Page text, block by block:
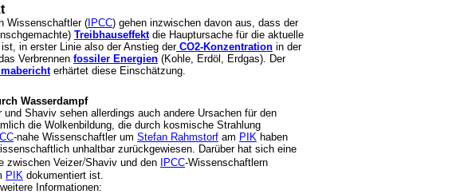
Wissenschaftler ( IPCC) gehen inzwischen davon aus, dass der
Treibhauseffektdie Hauptursache für die aktuelle
ist, in erster Linie also der Anstieg derCO2-Konzentration in der
Verbrennen fossiler Energien (Kohle, Erdöl, Erdgas). Der
erhärtet diese Einschätzung.
Wasserdampf
und Shaviv sehen allerdings auch andere Ursachen für den
die Wolkenbildung, die durch kosmische Strahlung
-nahe Wissenschaftler um Stefan Rahmstorf am PIK haben
unhaltbar zurückgewiesen. Darüber hat sich eine
zwischen Veizer/Shaviv und den IPCC-Wissenschaftlern
PIK dokumentiert ist.
Informationen: